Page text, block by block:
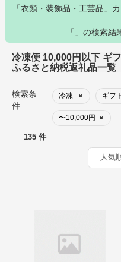
「衣類・装飾品・工芸品」
「」の検索結
冷凍便 10,000円以下 ギ
ふるさと納税返礼品一覧
検索条
件
冷凍 × ギフ
〜10,000円 ×
135 件